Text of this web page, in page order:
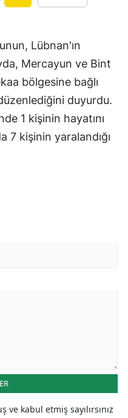
Diyarbakır
Edirne
Elazığ
Erzincan
Erzurum
İzmir
Lübnan'ın
Mercayun ve Bint
bölgesine bağlı
duyurdu.
1 kişinin hayatını
7 kişinin yaralandığı
ve kabul etmiş sayılırsınız